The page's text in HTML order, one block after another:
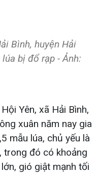
Bình, huyện Hải
bị đổ rạp - Ảnh:
Yên, xã Hải Bình,
xuân năm nay gia
mẫu lúa, chủ yếu là
trong đó có khoảng
gió giật mạnh tối